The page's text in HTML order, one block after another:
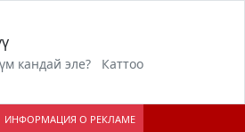
кандай эле? Каттоо
ИНФОРМАЦИЯ О РЕКЛАМЕ